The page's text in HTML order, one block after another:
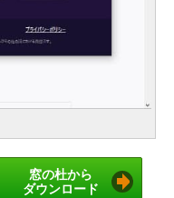
窓の杜から
ダウンロード